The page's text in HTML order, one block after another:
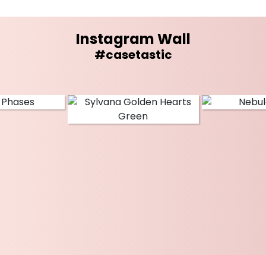
Instagram Wall
#casetastic